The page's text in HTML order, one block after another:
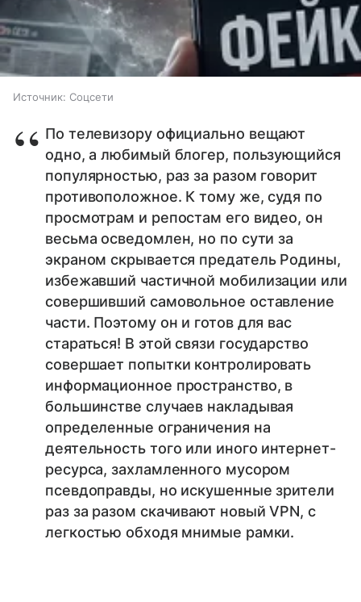
Источник: Соцсети
По телевизору официально вещают
одно, а любимый блогер, пользующийся
популярностью, раз за разом говорит
противоположное. К тому же, судя по
просмотрам и репостам его видео, он
весьма осведомлен, но по сути за
экраном скрывается предатель Родины,
избежавший частичной мобилизации или
совершивший самовольное оставление
части. Поэтому он и готов для вас
стараться! В этой связи государство
совершает попытки контролировать
информационное пространство, в
большинстве случаев накладывая
определенные ограничения на
деятельность того или иного интернет-
ресурса, захламленного мусором
псевдоправды, но искушенные зрители
раз за разом скачивают новый VPN, с
легкостью обходя мнимые рамки.